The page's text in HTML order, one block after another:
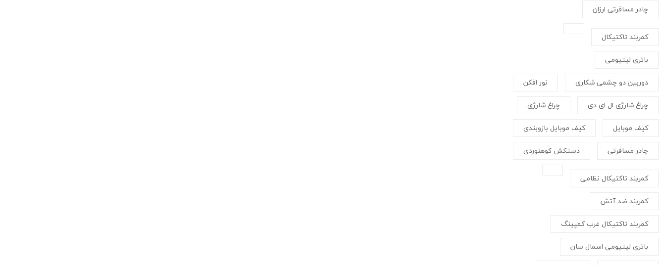
چادر مسافرتی ارزان
کمربند تاکتیکال
باتری لیتیومی
دوربین دو چشمی شکاری
نور افکن
چراغ شارژی ال ای دی
چراغ شارژی
کیف موبایل
کیف موبایل بازوبندی
چادر مسافرتی
دستکش کوهنوردی
کمربند تاکتیکال نظامی
کمربند ضد آتش
کمربند تاکتیکال غرب کمپینگ
باتری لیتیومی اسمال سان